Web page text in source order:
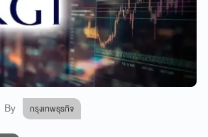
By กรุงเทพธุรกิจ